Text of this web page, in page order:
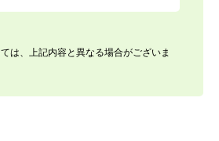
は、上記内容と異なる場合がございま